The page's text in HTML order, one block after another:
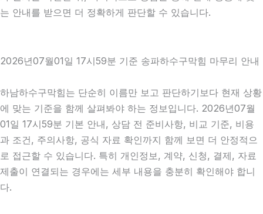
는 안내를 받으면 더 정확하게 판단할 수 있습니다.
2026년07월01일 17시59분 기준 송파하수구막힘 마무리 안내
하남하수구막힘는 단순히 이름만 보고 판단하기보다 현재 상황
에 맞는 기준을 함께 살펴봐야 하는 정보입니다. 2026년07월
01일 17시59분 기본 안내, 상담 전 준비사항, 비교 기준, 비용
과 조건, 주의사항, 공식 자료 확인까지 함께 보면 더 안정적으
로 접근할 수 있습니다. 특히 개인정보, 계약, 신청, 결제, 자료
제출이 연결되는 경우에는 세부 내용을 충분히 확인해야 합니
다.